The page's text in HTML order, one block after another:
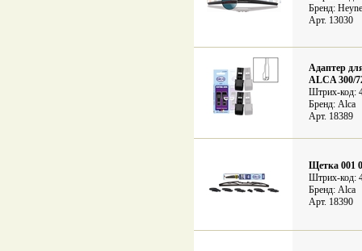
Бренд:
Арт. 13030
Адаптер
ALCA 300/
Штрих-код:
Бренд: Alca
Арт. 18389
Щетка 001
Штрих-код:
Бренд: Alca
Арт. 18390